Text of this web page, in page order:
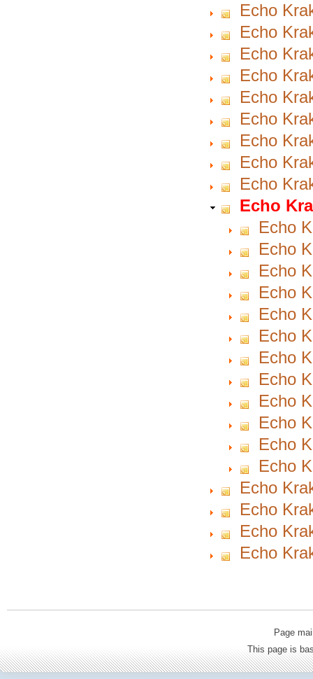
Echo
Echo
Echo
Echo
Echo
Echo
Echo
Echo
Echo
Echo
Echo
Echo
Echo
Echo
Echo
Echo
Echo
Echo
Echo
Echo
Echo
Echo
Echo
Echo
Echo
Echo
Page
This page is